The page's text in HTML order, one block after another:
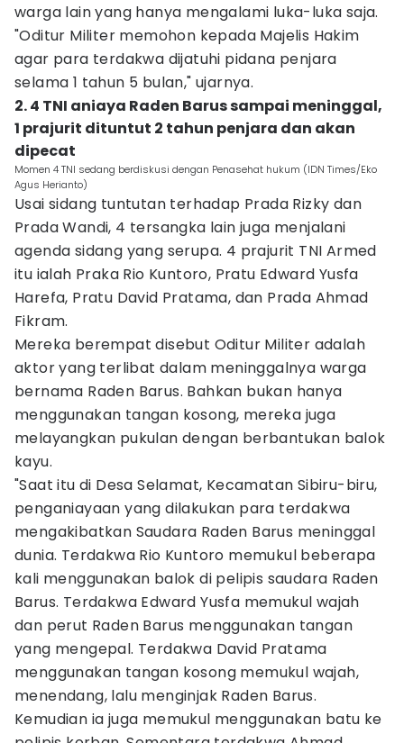
warga lain yang hanya mengalami luka-luka saja.
"Oditur Militer memohon kepada Majelis Hakim
agar para terdakwa dijatuhi pidana penjara
selama 1 tahun 5 bulan," ujarnya.
2. 4 TNI aniaya Raden Barus sampai meninggal,
1 prajurit dituntut 2 tahun penjara dan akan
dipecat
Momen 4 TNI sedang berdiskusi dengan Penasehat hukum (IDN Times/Eko
Agus Herianto)
Usai sidang tuntutan terhadap Prada Rizky dan
Prada Wandi, 4 tersangka lain juga menjalani
agenda sidang yang serupa. 4 prajurit TNI Armed
itu ialah Praka Rio Kuntoro, Pratu Edward Yusfa
Harefa, Pratu David Pratama, dan Prada Ahmad
Fikram.
Mereka berempat disebut Oditur Militer adalah
aktor yang terlibat dalam meninggalnya warga
bernama Raden Barus. Bahkan bukan hanya
menggunakan tangan kosong, mereka juga
melayangkan pukulan dengan berbantukan balok
kayu.
"Saat itu di Desa Selamat, Kecamatan Sibiru-biru,
penganiayaan yang dilakukan para terdakwa
mengakibatkan Saudara Raden Barus meninggal
dunia. Terdakwa Rio Kuntoro memukul beberapa
kali menggunakan balok di pelipis saudara Raden
Barus. Terdakwa Edward Yusfa memukul wajah
dan perut Raden Barus menggunakan tangan
yang mengepal. Terdakwa David Pratama
menggunakan tangan kosong memukul wajah,
menendang, lalu menginjak Raden Barus.
Kemudian ia juga memukul menggunakan batu ke